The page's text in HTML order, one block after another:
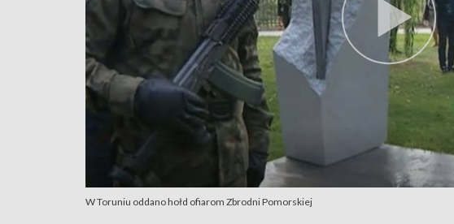
W Toruniu oddano hołd ofiarom Zbrodni Pomorskiej